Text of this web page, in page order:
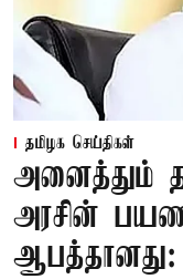
தமிழக செய்திகள்
அனைத்தும்
அரசின்
ஆபத்தானது: